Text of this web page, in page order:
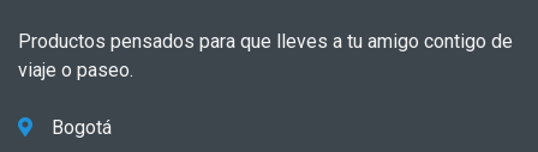
Productos pensados para que lleves a tu amigo contigo de
viaje o paseo.
Bogotá